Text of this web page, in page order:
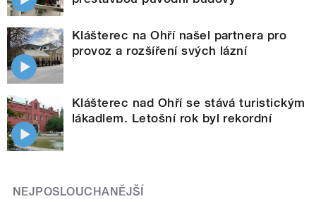
Klášterec na Ohří našel partnera pro
provoz a rozšíření svých lázní
Klášterec nad Ohří se stává turistickým
lákadlem. Letošní rok byl rekordní
NEJPOSLOUCHANĚJŠÍ